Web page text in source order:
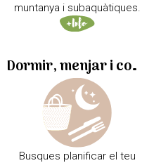
muntanya i subaquàtiques.
Dormir, menjar i comprar
Busques planificar el teu